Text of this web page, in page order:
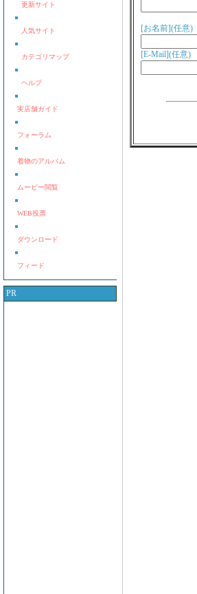
更新サイト
人気サイト
カテゴリマップ
ヘルプ
実店舗ガイド
フォーラム
着物のアルバム
ムービー閲覧
WEB投票
ダウンロード
フィード
PR
[お名前](任意)
[E-Mail](任意)